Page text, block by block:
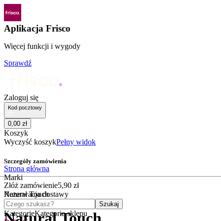
Aplikacja Frisco
Więcej funkcji i wygody
Sprawdź
Zaloguj się
Kod pocztowy
0,00 zł
Koszyk
Wyczyść koszykPełny widok
Szczegóły zamówienia
Złóż zamówienie5,90 zł
Rezerwacja dostawy
Czego szukasz?
Szukaj
KategorieKategorie sklepu
Strona główna
Marki
Natural Touch